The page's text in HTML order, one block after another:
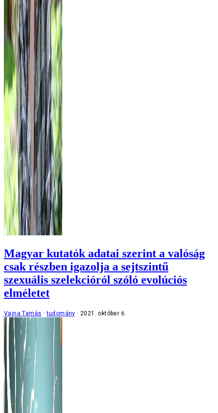
Magyar kutatók adatai szerint a valóság
csak részben igazolja a sejtszintű
szexuális szelekcióról szóló evolúciós
elméletet
Vajna Tamás tudomány 2021. október 6.